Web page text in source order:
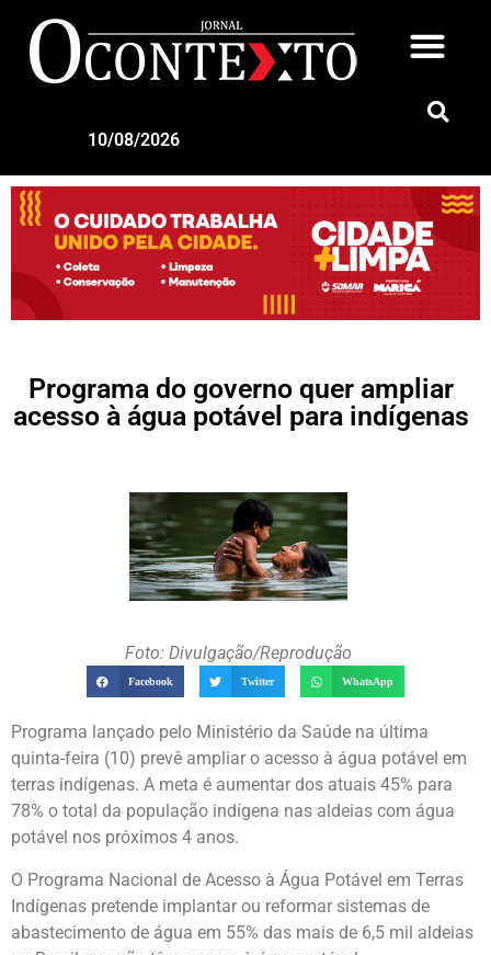
10/08/2026
Programa do governo quer ampliar
acesso à água potável para indígenas
Foto: Divulgação/Reprodução
Facebook Twitter WhatsApp
Programa lançado pelo Ministério da Saúde na última
quinta-feira (10) prevê ampliar o acesso à água potável em
terras indígenas. A meta é aumentar dos atuais 45% para
78% o total da população indígena nas aldeias com água
potável nos próximos 4 anos.
O Programa Nacional de Acesso à Água Potável em Terras
Indígenas pretende implantar ou reformar sistemas de
abastecimento de água em 55% das mais de 6,5 mil aldeias